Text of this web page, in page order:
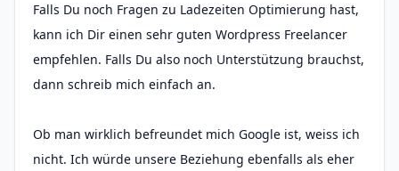
Falls Du noch Fragen zu Ladezeiten Optimierung hast,
kann ich Dir einen sehr guten Wordpress Freelancer
empfehlen. Falls Du also noch Unterstützung brauchst,
dann schreib mich einfach an.
Ob man wirklich befreundet mich Google ist, weiss ich
nicht. Ich würde unsere Beziehung ebenfalls als eher